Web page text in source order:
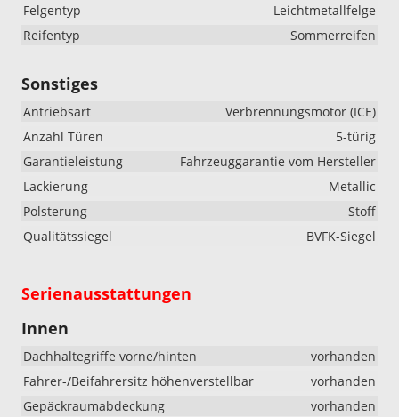
Felgentyp
Leichtmetallfelge
Reifentyp
Sommerreifen
Sonstiges
Antriebsart
Verbrennungsmotor (ICE)
Anzahl Türen
5-türig
Garantieleistung
Fahrzeuggarantie vom Hersteller
Lackierung
Metallic
Polsterung
Stoff
Qualitätssiegel
BVFK-Siegel
Serienausstattungen
Innen
Dachhaltegriffe vorne/hinten
vorhanden
Fahrer-/Beifahrersitz höhenverstellbar
vorhanden
Gepäckraumabdeckung
vorhanden